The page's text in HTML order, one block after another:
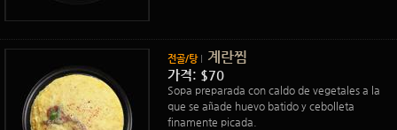
전골/탕 계란찜
가격: $70
Sopa preparada con caldo de vegetales a la
que se añade huevo batido y cebolleta
finamente picada.